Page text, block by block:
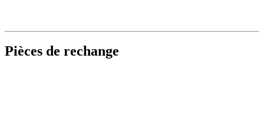
Pièces de rechange